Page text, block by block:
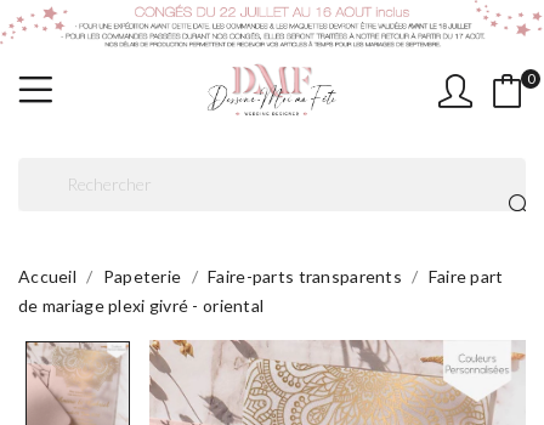
0
Accueil Papeterie Faire-parts transparents
Faire part
de mariage plexi givré - oriental